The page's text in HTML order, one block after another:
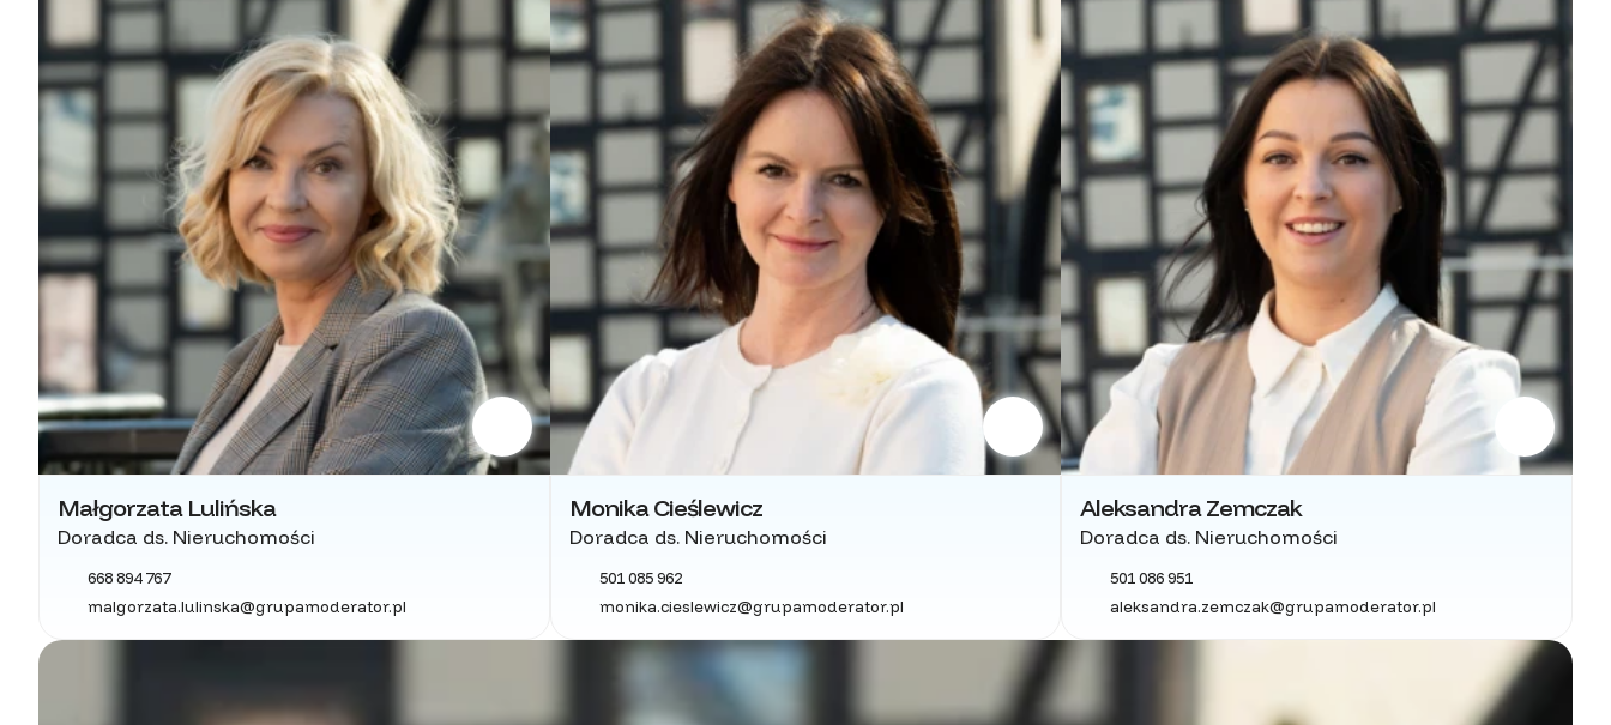
Małgorzata Lulińska
Doradca ds. Nieruchomości
668 894 767
malgorzata.lulinska@grupamoderator.pl
Monika Cieślewicz
Doradca ds. Nieruchomości
501 085 962
monika.cieslewicz@grupamoderator.pl
Aleksandra Zemczak
Doradca ds. Nieruchomości
501 086 951
aleksandra.zemczak@grupamoderator.pl